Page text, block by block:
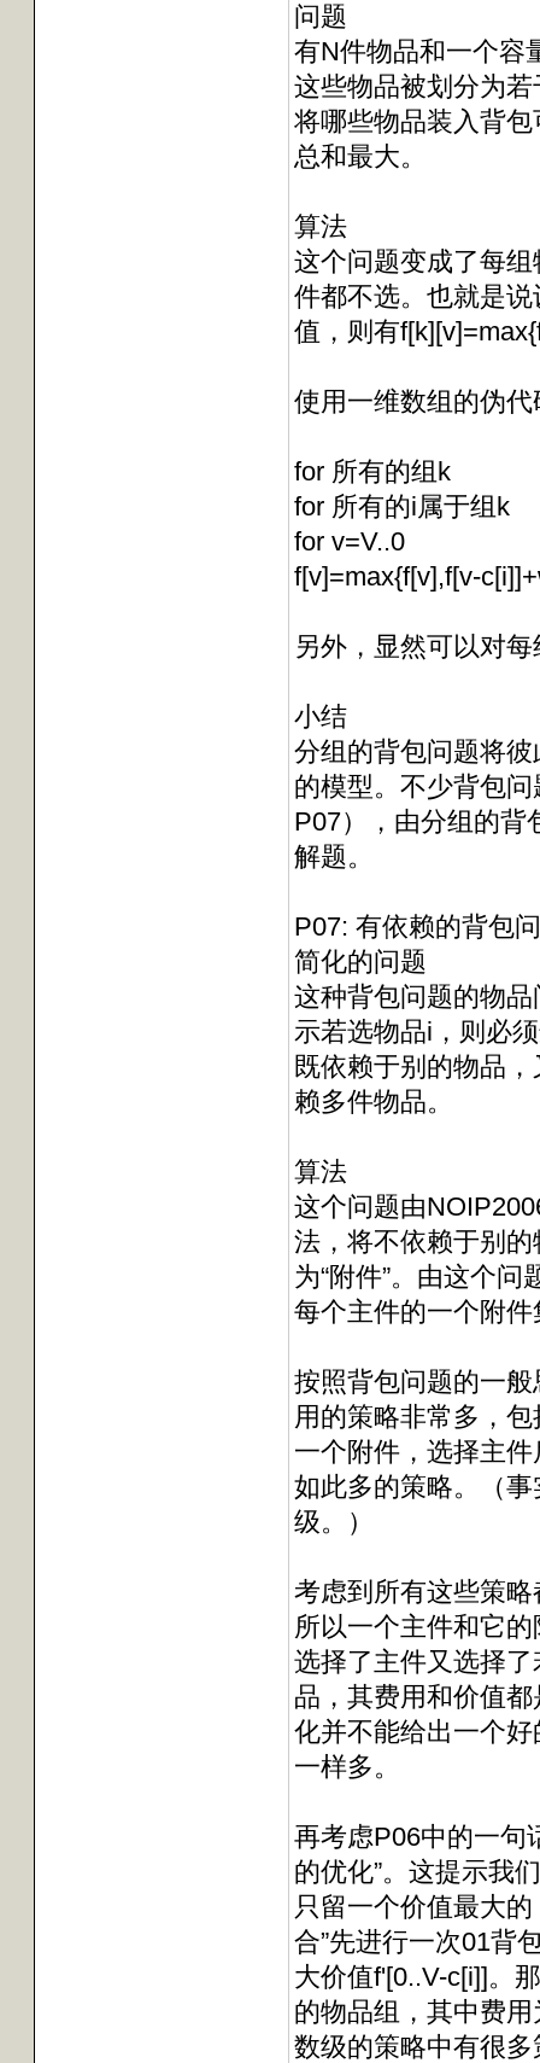
问题
有N件物品和一个容
这些物品被划分为
将哪些物品装入背
总和最大。
算法
这个问题变成了每
件都不选。也就是
值，则有
使用一维数组的伪
for 所有的组k
for 所有的i属于组k
for v=V..0
f[v]=max{f[v],f[v-
另外，显然可以对
小结
分组的背包问题将
的模型。不少背包
P07），由分组的背
解题。
P07: 有依赖的背包
简化的问题
这种背包问题的物品
示若选物品i，则必
既依赖于别的物品
赖多件物品。
算法
这个问题由
法，将不依赖于别的
为“附件”。由这个
每个主件的一个附
按照背包问题的一
用的策略非常多，
一个附件，选择主
如此多的策略。（
级。）
考虑到所有这些策
所以一个主件和它
选择了主件又选择
品，其费用和价值
化并不能给出一个
一样多。
再考虑P06中的一句
的优化”。这提示我
只留一个价值最大
合”先进行一次01背
大价值f'[0..V-c[i]]。
的物品组，其中费
数级的策略中有很